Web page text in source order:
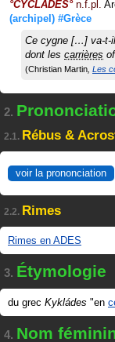
°CYCLADES° n.f.pl.
(archipel) #Grèce
Ce cygne […] va-t-
dont les carrières
Christian Martin Les
2.
2.1. Rébus &
voir la prononciation
2.2. Rimes
Rimes en ADES
3. Étymologie
du grec Kykládes "en
4. Nom